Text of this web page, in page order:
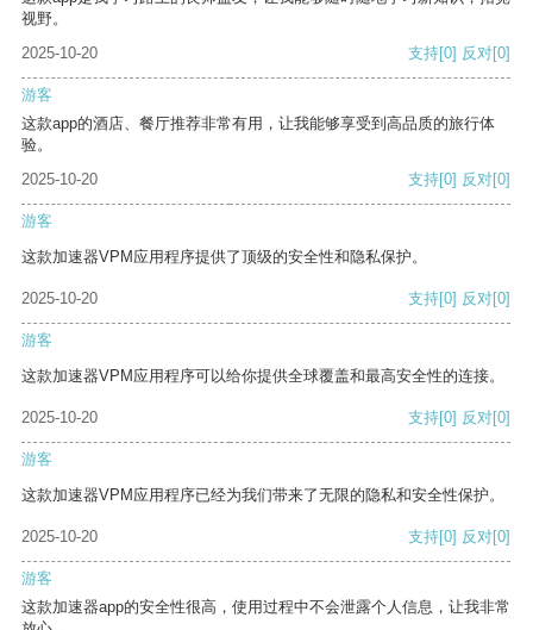
视野。
2025-10-20
支持[0] 反对[0]
游客
这款app的酒店、餐厅推荐非常有用，让我能够享受到高品质的旅行体
验。
2025-10-20
支持[0] 反对[0]
游客
这款加速器VPM应用程序提供了顶级的安全性和隐私保护。
2025-10-20 支持[0] 反对[0]
游客
这款加速器VPM应用程序可以给你提供全球覆盖和最高安全性的连接。
2025-10-20 支持[0] 反对[0]
游客
这款加速器VPM应用程序已经为我们带来了无限的隐私和安全性保护。
2025-10-20 支持[0] 反对[0]
游客
这款加速器app的安全性很高，使用过程中不会泄露个人信息，让我非常